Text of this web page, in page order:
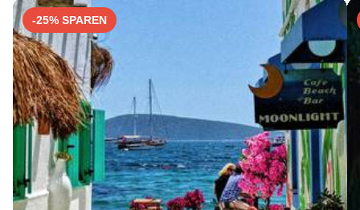
Unser Serviceteam ist 24 Stunden an 7 Tagen der Woche
für Sie da.
-25% SPAREN